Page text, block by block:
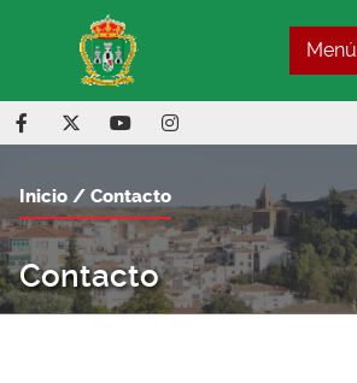
Menú
Contacto
Inicio Contacto